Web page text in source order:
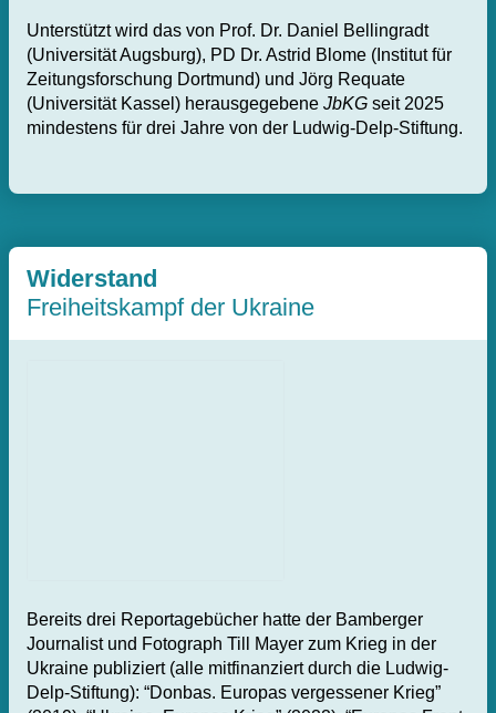
Unterstützt wird das von Prof. Dr. Daniel Bellingradt
(Universität Augsburg), PD Dr. Astrid Blome (Institut für
Zeitungsforschung Dortmund) und Jörg Requate
(Universität Kassel) herausgegebene JbKG seit 2025
mindestens für drei Jahre von der Ludwig-Delp-Stiftung.
Widerstand
Freiheitskampf der Ukraine
Bereits drei Reportagebücher hatte der Bamberger
Journalist und Fotograph Till Mayer zum Krieg in der
Ukraine publiziert (alle mitfinanziert durch die Ludwig-
Delp-Stiftung): “Donbas. Europas vergessener Krieg”